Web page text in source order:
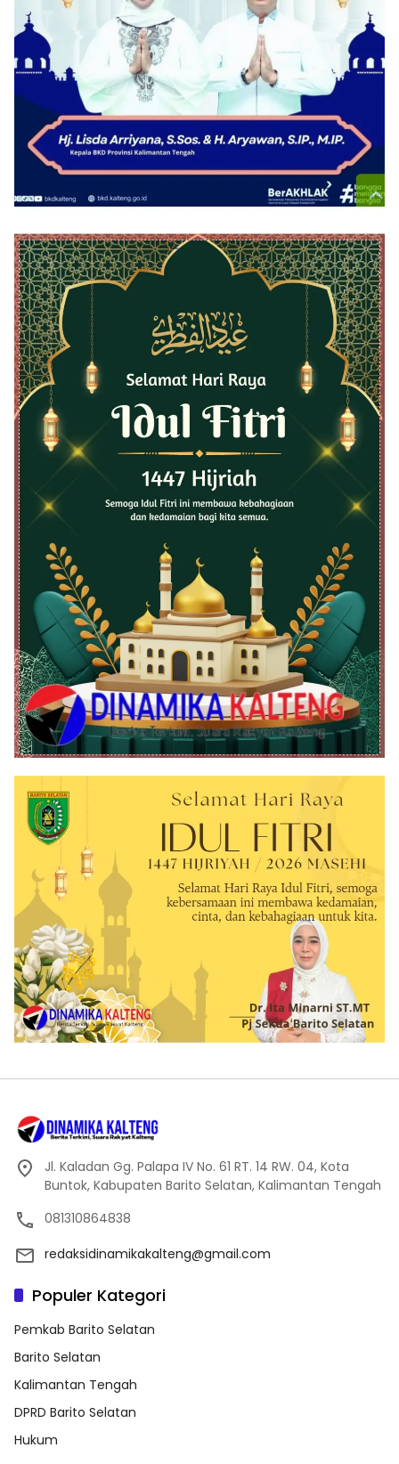
Jl. Kaladan Gg. Palapa IV No. 61 RT. 14 RW. 04, Kota
Buntok, Kabupaten Barito Selatan, Kalimantan Tengah
081310864838
redaksidinamikakalteng@gmail.com
Populer Kategori
Pemkab Barito Selatan
Barito Selatan
Kalimantan Tengah
DPRD Barito Selatan
Hukum